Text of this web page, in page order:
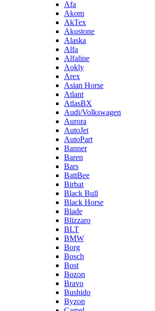
Afa
Akom
AkTex
Akustone
Alaska
Alfa
Alfaline
Aokly
Arex
Asian Horse
Atlant
AtlasBX
Audi/Volkswagen
Aurora
AutoJet
AutoPart
Banner
Baren
Bars
BattBee
Birbat
Black Bull
Black Horse
Blade
Blizzaro
BLT
BMW
Borg
Bosch
Bost
Bozon
Bravo
Bushido
Byzon